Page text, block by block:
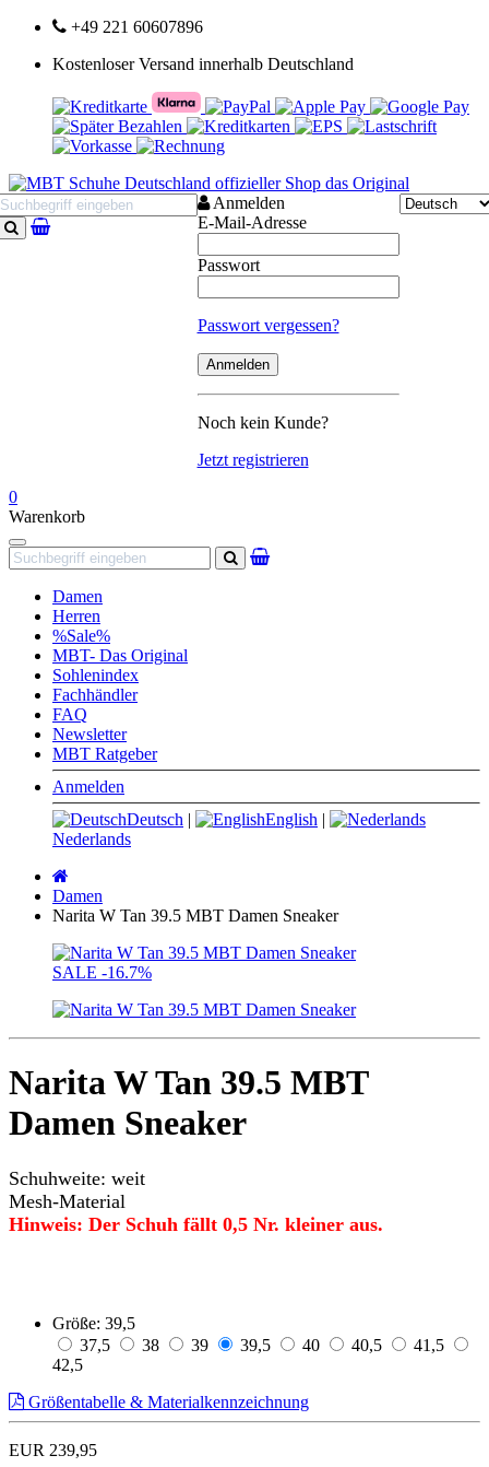
+49 221 60607896
Kostenloser Versand innerhalb Deutschland
Suchen
Anmelden
E-Mail-Adresse
Passwort
Passwort vergessen?
Noch kein Kunde?
Jetzt registrieren
0
Warenkorb
Navigation
Suchen
Damen
Herren
%Sale%
MBT- Das Original
Sohlenindex
Fachhändler
FAQ
Newsletter
MBT Ratgeber
Anmelden
Deutsch | English |
Nederlands
Damen
Narita W Tan 39.5 MBT Damen Sneaker
SALE -16.7%
Narita W Tan 39.5 MBT
Damen Sneaker
Schuhweite: weit
Mesh-Material
Hinweis: Der Schuh fällt 0,5 Nr. kleiner aus.
Größe: 39,5
37,5
38 39 39,5 40 40,5
41,5
42,5
Größentabelle & Materialkennzeichnung
EUR 239,95